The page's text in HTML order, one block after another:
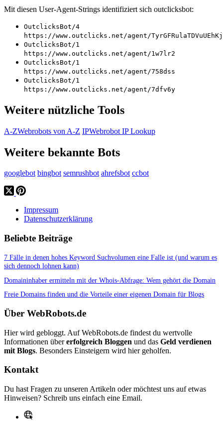
Mit diesen User-Agent-Strings identifiziert sich outclicksbot:
OutclicksBot/4
https://www.outclicks.net/agent/
OutclicksBot/1
https://www.outclicks.net/agent/1w7lr2
OutclicksBot/1
https://www.outclicks.net/agent/758dss
OutclicksBot/1
https://www.outclicks.net/agent/7dfv6y
Weitere nützliche Tools
A-ZWebrobots von A-Z IPWebrobot IP Lookup
Weitere bekannte Bots
googlebot bingbot semrushbot ahrefsbot ccbot
Impressum
Datenschutzerklärung
Beliebte Beiträge
7 Fälle in denen hohes Keyword Suchvolumen eine Falle ist (und warum es
sich dennoch lohnen kann)
Domaininhaber ermitteln mit der Whois-Abfrage: Wem gehört die Domain
Freie Domains finden und die Vorteile einer eigenen Domain für Blogs
Über WebRobots.de
Hier wird gebloggt. Auf WebRobots.de findest du wertvolle
Informationen übererfolgreich Bloggen und das Geld verdienen
mit Blogs. Besonders Einsteigern wird hier geholfen.
Kontakt
Du hast Fragen zu unseren Artikeln oder möchtest uns auf etwas
Hinweisen? Schreib uns einfach eine Email.